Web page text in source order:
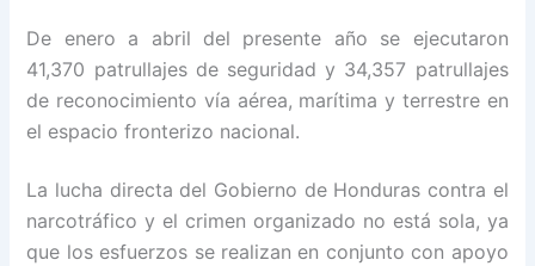
De enero a abril del presente año se ejecutaron
41,370 patrullajes de seguridad y 34,357 patrullajes
de reconocimiento vía aérea, marítima y terrestre en
el espacio fronterizo nacional.
La lucha directa del Gobierno de Honduras contra el
narcotráfico y el crimen organizado no está sola, ya
que los esfuerzos se realizan en conjunto con apoyo